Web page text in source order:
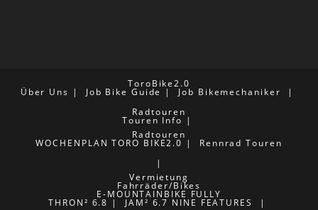
ToroBike2.0
Über Uns Job Bike Guide
Job Bikemechaniker
Radtouren
Touren Info
Radtouren
WOCHENPLAN TORO BIKE2.0 Rennrad Touren
Vermietung
Fahrräder/Bikes
E-MOUNTAINBIKE FULLY
THRON² 6.8
JAM² 6.7 NINE FEATURES